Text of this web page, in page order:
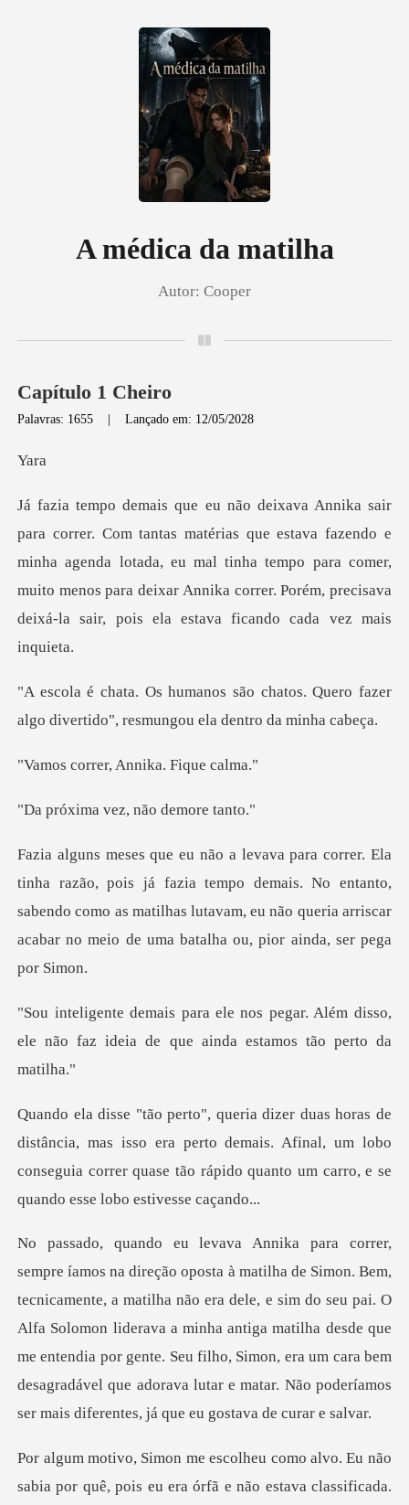
Histórico
A médica da matilha
Autor: Cooper
Capítulo 1 Cheiro
Palavras: 1655 |Lançado em: 12/05/2028
a
tava fazendo e
minha agenda lotada, eu mal tinha tempo para comer,
muito menos para deixar A
atos. Quero fazer
algo divertido", r
r, Annika. F
vez, não d
fazia tempo demais. No entanto,
sabendo como as matilhas lutavam, eu não quer
gar. Além disso,
ele não faz ideia de q
mas isso era perto demais. Afinal, um lobo
conseguia correr quase tã
não era dele, e sim do seu pai. O
Alfa Solomon liderava a minha antiga matilha desde que
me entendia por gente. Seu filho, Simon,